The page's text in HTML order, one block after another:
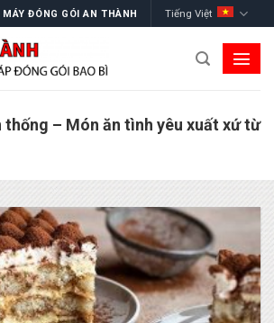
ĐÓNG GÓI AN THÀNH Tiếng Việt
– Món ăn tình yêu xuất xứ từ